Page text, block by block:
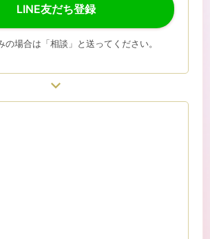
LINE友だち登録
の場合は「相談」と送ってください。